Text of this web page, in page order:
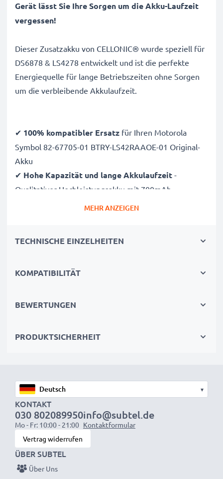
Gerät lässt Sie Ihre Sorgen um die Akku-Laufzeit
vergessen!
Dieser Zusatzakku von CELLONIC® wurde speziell für
DS6878 & LS4278 entwickelt und ist die perfekte
Energiequelle für lange Betriebszeiten ohne Sorgen
um die verbleibende Akkulaufzeit.
✔ 100% kompatibler Ersatz für Ihren Motorola
Symbol 82-67705-01 BTRY-LS42RAAOE-01 Original-
Akku
✔ Hohe Kapazität und lange Akkulaufzeit -
Qualitativer Hochleistungsakku mit 700mAh
Unabhängigkeit und Flexibilität genießen
modernster NiMH Technologie mit verringertem
✔Regelmäßige, umfassende Tests
✔Zertifizierte Sicherheit
Spannung: 3.6V - 3.7V
Zelltyp: NiMH
Farbe: grün
Gerne genutzt als Wechselakku – der Ersatz-Akku von
CELLONIC® bietet eine leistungsfähige und sichere
Stromversorgung zu einem günstigen Preis.
MEHR ANZEIGEN
TECHNISCHE EINZELHEITEN
KOMPATIBILITÄT
BEWERTUNGEN
PRODUKTSICHERHEIT
▾
KONTAKT
030 802089950
Mo - Fr: 10:00 - 21:00
info@subtel.de
Kontaktformular
Vertrag widerrufen
ÜBER SUBTEL
Über Uns